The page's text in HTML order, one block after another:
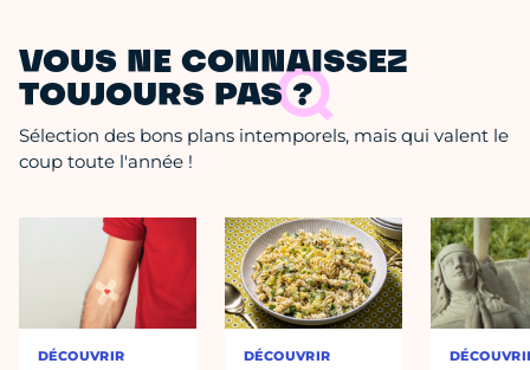
VOUS NE CONNAISSEZ
TOUJOURS PAS ?
Sélection des bons plans intemporels, mais qui valent le
coup toute l'année !
DÉCOUVRIR DÉCOUVRIR